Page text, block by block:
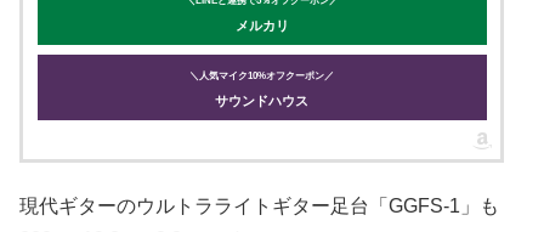
メルカリ
＼人気マイク10%オフクーポン／
サウンドハウス
現代ギターのウルトラライトギター足台「GGFS-1」も